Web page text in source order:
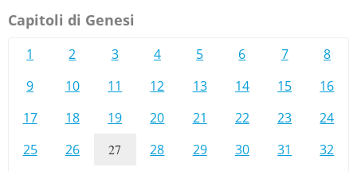
Capitoli di Genesi
1 2 3 4 5 6 7
8
9
10 11 12 13 14 15
16
17
18 19 20 21 22 23
24
25
26 27 28 29 30 31
32